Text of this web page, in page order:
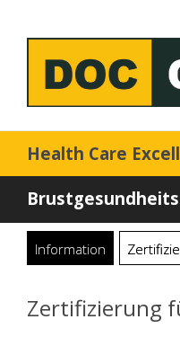
Health Care
Information
Zertifizierung